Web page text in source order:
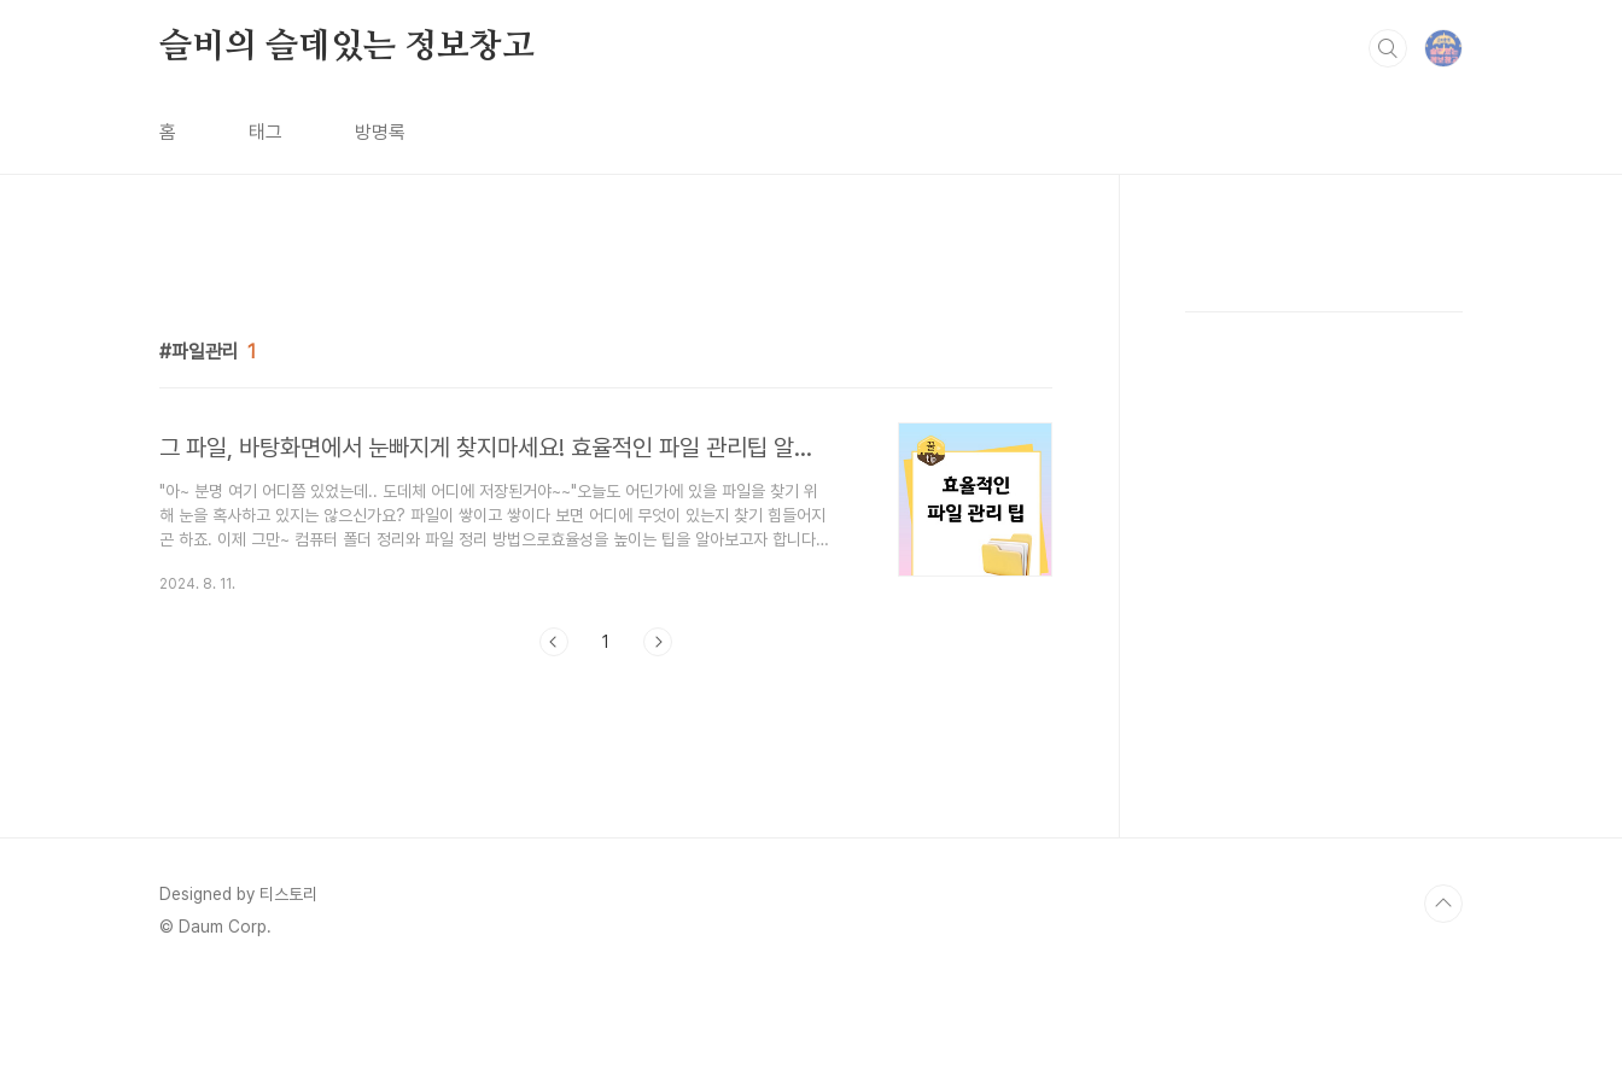
슬비의 슬데있는 정보창고
홈 태그 방명록
파일관리 1
그 파일, 바탕화면에서 눈빠지게 찾지마세요! 효율적인 파일 관리팁 알아볼게요.
"아~ 분명 여기 어디쯤 있었는데.. 도데체 어디에 저장된거야~~"오늘도 어딘가에 있을 파일을 찾기 위
해 눈을 혹사하고 있지는 않으신가요? 파일이 쌓이고 쌓이다 보면 어디에 무엇이 있는지 찾기 힘들어지
곤 하죠. 이제 그만~ 컴퓨터 폴더 정리와 파일 정리 방법으로효율성을 높이는 팁을 알아보고자 합니다
진, 음악, 영상 등 다양한 형식의 파일들이 쌓여가면서 때로는 정신없이 뒤섞이기 마련이죠. 이럴 때, 파
리하는 것은 단순히 보기 좋게 만드는 것 이상의 의미가 있어요. 효율적인 파일 관리는 작업의 속도
2024. 8. 11.
1
Designed by 티스토리
© Daum Corp.